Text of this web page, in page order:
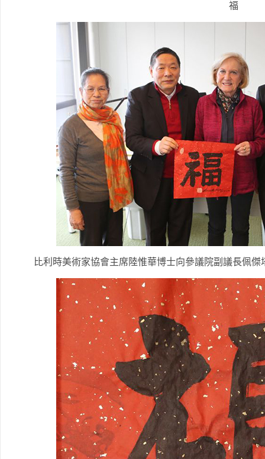
福
比利時美術家協會主席陸惟華博士向參議院副議長佩